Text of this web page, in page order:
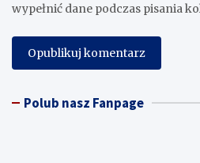
wypełnić dane podczas pisania
Polub nasz Fanpage